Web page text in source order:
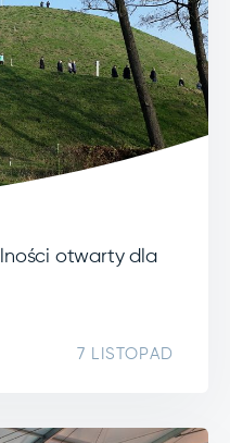
otwarty dla
7 LISTOPAD